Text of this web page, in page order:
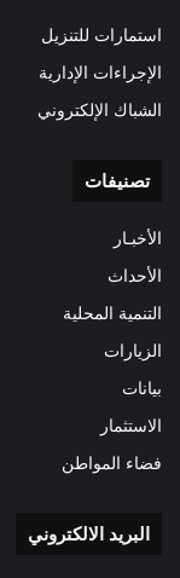
استمارات للتنزيل
الإجراءات الإدارية
الشباك الإلكتروني
تصنيفات
الأخبـار
الأحداث
التنمية المحلية
الزيارات
بيانات
الاستثمار
فضاء المواطن
البريد الالكتروني